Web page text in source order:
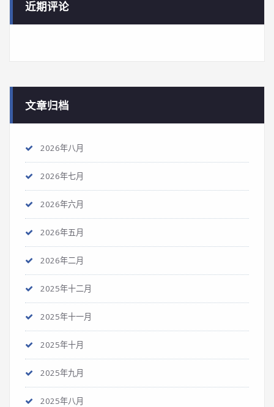
近期评论
文章归档
2026年八月
2026年七月
2026年六月
2026年五月
2026年二月
2025年十二月
2025年十一月
2025年十月
2025年九月
2025年八月